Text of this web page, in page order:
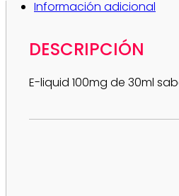
Información adicional
DESCRIPCIÓN
E-liquid 100mg de 30ml